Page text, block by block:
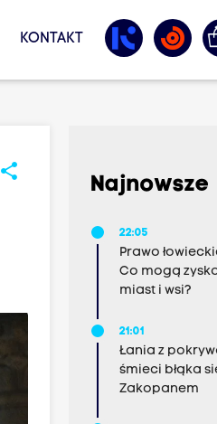
KONTAKT
share
Najnowsze
22:05
Prawo
Co mogą
miast i wsi?
21:01
Łania z
śmieci błąka
Zakopanem